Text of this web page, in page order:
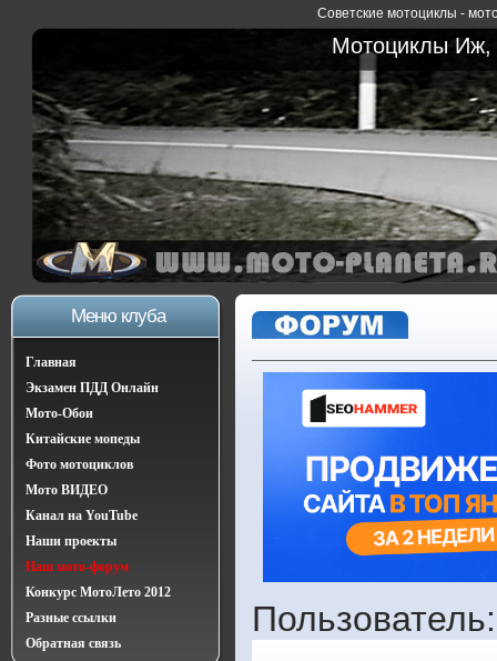
Советские мотоциклы -
Мотоциклы Иж,
Меню клуба
Главная
Экзамен ПДД Онлайн
Мото-Обои
Китайские мопеды
Фото мотоциклов
Мото ВИДЕО
Канал на YouTube
Наши проекты
Наш мото-форум
Конкурс МотоЛето 2012
Разные ссылки
Обратная связь